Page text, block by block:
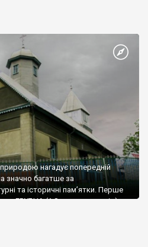
нагадує попередній
значно багатше за
та історичні пам’ятки. Перше
– ГРУБНА (1,8 тис. мешканців), є